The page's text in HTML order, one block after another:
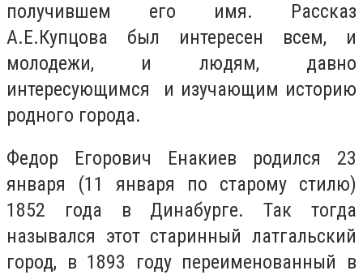
получившем его имя. Рассказ
А.Е.Купцова был интересен всем, и
молодежи, и людям, давно
интересующимся и изучающим историю
родного города.
Федор Егорович Енакиев родился 23
января (11 января по старому стилю)
1852 года в Динабурге. Так тогда
назывался этот старинный латгальский
город, в 1893 году переименованный в